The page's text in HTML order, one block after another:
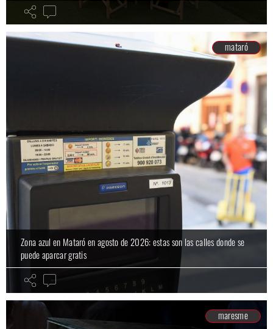
mataró
Zona azul en Mataró en agosto de 2026: estas son las calles donde se
puede aparcar gratis
maresme